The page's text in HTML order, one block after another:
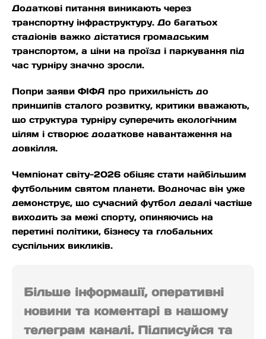
Додаткові питання виникають через
транспортну інфраструктуру. До багатьох
стадіонів важко дістатися громадським
транспортом, а ціни на проїзд і паркування під
час турніру значно зросли.
Попри заяви ФІФА про прихильність до
принципів сталого розвитку, критики вважають,
що структура турніру суперечить екологічним
цілям і створює додаткове навантаження на
довкілля.
Чемпіонат світу-2026 обіцяє стати найбільшим
футбольним святом планети. Водночас він уже
демонструє, що сучасний футбол дедалі частіше
виходить за межі спорту, опиняючись на
перетині політики, бізнесу та глобальних
суспільних викликів.
Більше інформації, оперативні
новини та коментарі в нашому
телеграм каналі. Підписуйся та